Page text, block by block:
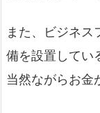
また、ビジネス
備を設置してい
当然ながらお金